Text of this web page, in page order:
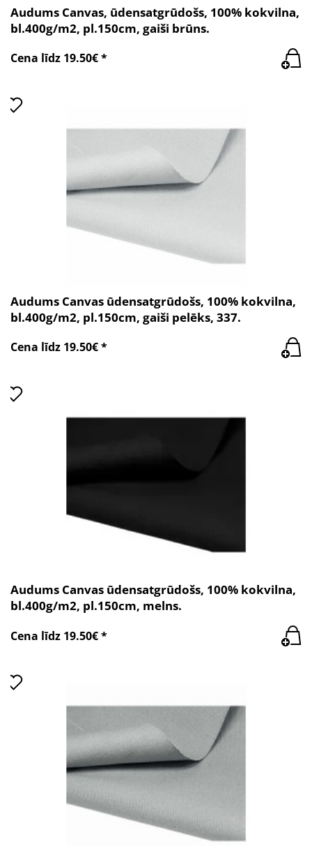
Audums Canvas, ūdensatgrūdošs, 100% kokvilna,
bl.400g/m2, pl.150cm, gaiši brūns.
Cena līdz 19.50€ *
Audums Canvas ūdensatgrūdošs, 100% kokvilna,
bl.400g/m2, pl.150cm, gaiši pelēks, 337.
Cena līdz 19.50€ *
Audums Canvas ūdensatgrūdošs, 100% kokvilna,
bl.400g/m2, pl.150cm, melns.
Cena līdz 19.50€ *